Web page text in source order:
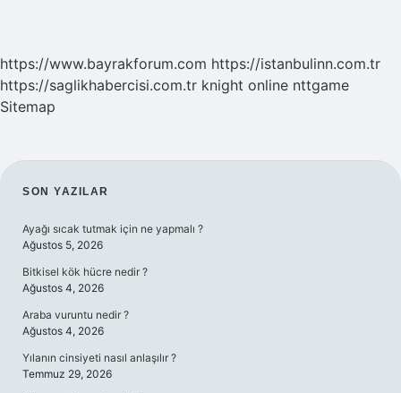
https://www.bayrakforum.com https://istanbulinn.com.tr
https://saglikhabercisi.com.tr knight online nttgame
Sitemap
SIDEBAR
SON YAZILAR
Ayağı sıcak tutmak için ne yapmalı ?
Ağustos 5, 2026
Bitkisel kök hücre nedir ?
Ağustos 4, 2026
Araba vuruntu nedir ?
Ağustos 4, 2026
Yılanın cinsiyeti nasıl anlaşılır ?
Temmuz 29, 2026